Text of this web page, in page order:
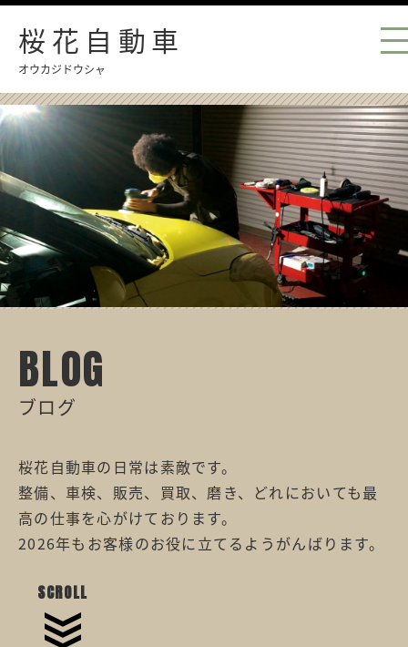
桜花自動車
オウカジドウシャ
BLOG
ブログ
桜花自動車の日常は素敵です。
整備、車検、販売、買取、磨き、どれにおいても最
高の仕事を心がけております。
2026年もお客様のお役に立てるようがんばります。
SCROLL